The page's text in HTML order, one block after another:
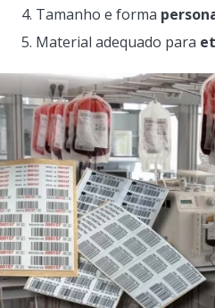
Tamanho e forma
Material adequado para